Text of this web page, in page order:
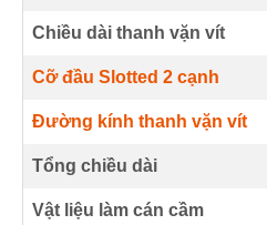
Chiều dài thanh vặn vít
Cỡ đầu Slotted 2 cạnh
Đường kính thanh vặn vít
Tổng chiều dài
Vật liệu làm cán cầm